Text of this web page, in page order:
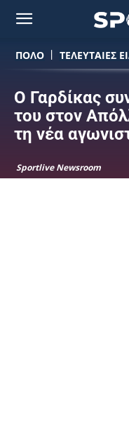
ΠΟΛΟ ΤΕΛΕΥΤΑΙΕΣ
Ο Γαρδίκας
του στον
τη νέα
Sportlive Newsroom